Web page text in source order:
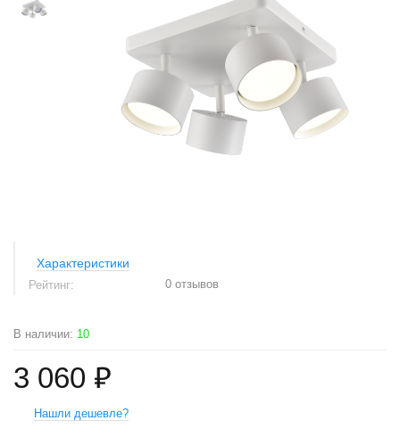
Характеристики
Рейтинг: 0 отзывов
В наличии: 10
3 060 ₽
Нашли дешевле?